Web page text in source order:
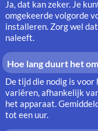
Ja, dat kan zeker. Je
omgekeerde volgorde
installeren. Zorg wel
naleeft.
Hoe lang duurt het
De tijd die nodig is
variëren, afhankelijk
het apparaat.
tot een uur.